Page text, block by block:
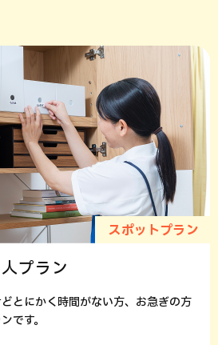
スポットプラン
プラン
とにかく時間がない方、お急ぎの方
です。